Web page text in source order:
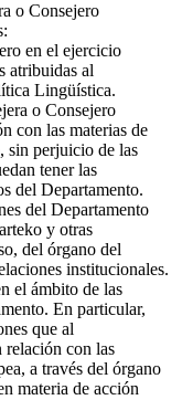
o Consejero
en el ejercicio
atribuidas al
Lingüística.
o Consejero
con las materias de
sin perjuicio de las
tener las
del Departamento.
del Departamento
y otras
del órgano del
institucionales.
el ámbito de las
En particular,
que al
relación con las
a través del órgano
materia de acción